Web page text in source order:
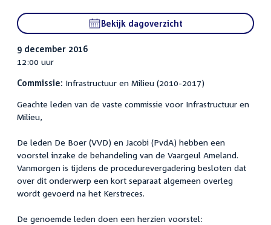
Bekijk dagoverzicht
9 december 2016
12:00 uur
Commissie: Infrastructuur en Milieu (2010-2017)
Geachte leden van de vaste commissie voor Infrastructuur en
Milieu,
De leden De Boer (VVD) en Jacobi (PvdA) hebben een
voorstel inzake de behandeling van de Vaargeul Ameland.
Vanmorgen is tijdens de procedurevergadering besloten dat
over dit onderwerp een kort separaat algemeen overleg
wordt gevoerd na het Kerstreces.
De genoemde leden doen een herzien voorstel: